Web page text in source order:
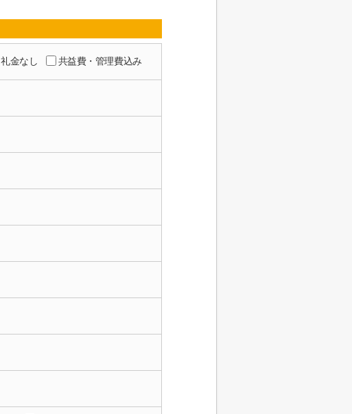
礼金なし 共益費・管理費込み